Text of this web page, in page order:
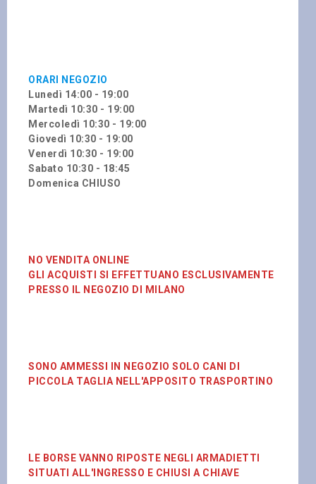
ORARI NEGOZIO
Lunedì 14:00 - 19:00
Martedì 10:30 - 19:00
Mercoledì 10:30 - 19:00
Giovedì 10:30 - 19:00
Venerdì 10:30 - 19:00
Sabato 10:30 - 18:45
Domenica CHIUSO
NO VENDITA ONLINE
GLI ACQUISTI SI EFFETTUANO ESCLUSIVAMENTE
PRESSO IL NEGOZIO DI MILANO
SONO AMMESSI IN NEGOZIO SOLO CANI DI
PICCOLA TAGLIA NELL'APPOSITO TRASPORTINO
LE BORSE VANNO RIPOSTE NEGLI ARMADIETTI
SITUATI ALL'INGRESSO E CHIUSI A CHIAVE